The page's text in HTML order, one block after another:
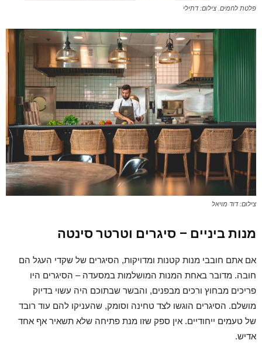
פלטת לחמים. צילום: דתילי
צילום: דוד מויאל
מנות ביניים – סיגרים וטרטר סינטה
אם אתם חובבי מנות קטנות ומדויקות, הסיגרים של שקדי העגל הם
חובה. מדובר באחת המנות המושלמות במסעדה – הסיגרים היו
פריכים מבחוץ ורכים מבפנים, והבשר שבתוכם היה עשוי בדיוק
מושלם. הסיגרים הוגשו לצד טחינה וסומק, שהעניקו להם עוד רובד
של טעמים ייחודיים. אין ספק שזו מנת פתיחה שלא תשאיר אף אחד
אדיש.